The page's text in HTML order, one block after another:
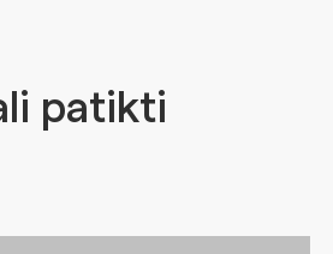
patikti